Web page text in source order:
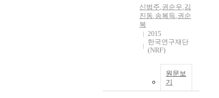
신범주,권순우,김
진동,송복득,권순
복
2015
한국연구재단
(NRF)
원문보
기